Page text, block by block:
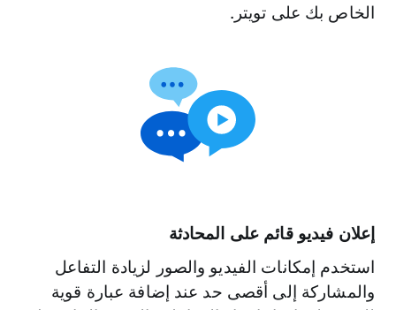
الخاص بك على تويتر‬.
إعلان فيديو قائم على المحادثة
استخدم إمكانات الفيديو والصور لزيادة التفاعل
والمشاركة إلى أقصى حد عند إضافة عبارة قوية
استهدف الجماهير التي تم إنشاؤها من زوار موقع
الويب أو بيانات إدارة علاقات العملاء أو كلاهما.
ويُمكنك أيضًا استيراد مجموعات الاستهداف من